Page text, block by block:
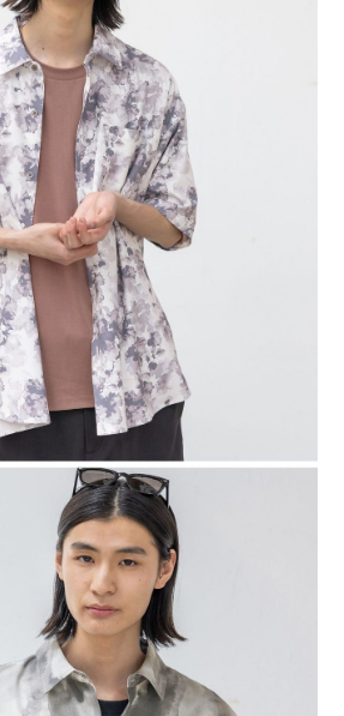
股份有限公司」（以下簡稱本公司）所提供，讓
務購買商品或服務，並由商店將買賣／分期付款
，依約使用本公司帳單繳交帳款。
付你分期」之契約關係目的，商店將以您的個人
址）提供予台灣大哥大進項蒐集、處理及利用，
帳單所需資料之確認、核對及更正。
閱以下連結： https://oppay.tw/userRule
天內，點擊此簡訊中的連結，可透過四大超商／
式進行付款，方視為交易完成。
下不需立刻繳費，但若您需要取消訂單，請聯絡
同意取消之訂單仍視為有效，需透過AFTEE先享
先享後付 」之結帳頁面顯示為準，若有關於
消欲退款等相關疑問，請聯繫「AFTEE先享後付
support/home
限公司提供之「AFTEE先享後付」服務完成之交
內提供個人資料，並將交易相關給付款項請求債
公司。
，請瀏覽以下網址： https://aftee.tw/terms/#terms3
徵得法定代理人或監護人之同意方可使用
經同意申辦者引起之損失，本公司不負相關責
」時，將依據個別帳號之用戶狀況，依本公司即
；若仍有額度不足之情形，本公司將視審查結果
或使用他人資訊註冊。若發現惡意使用之情形，
權停止該用戶之使用額度並採取法律行動。
含以上)免運費
含以上)免運費
含以上)免運費